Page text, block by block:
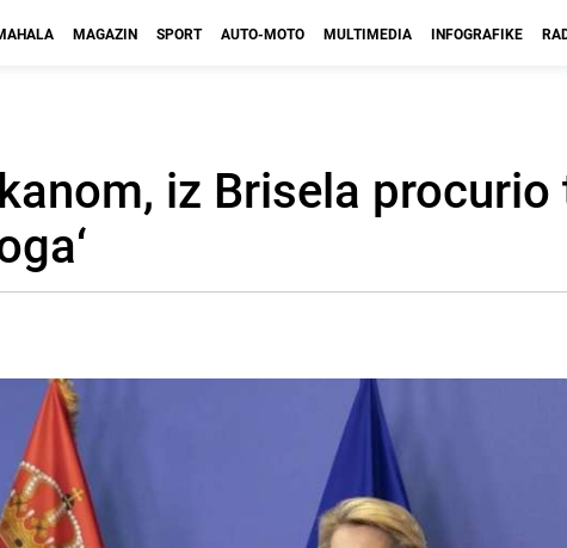
MAGAZIN SPORT AUTO-MOTO MULTIMEDIA INFOGRAFIKE
iz Brisela procurio